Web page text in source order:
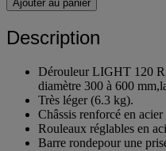
Ajouter au panier
Description
Dérouleur LIGHT 120
diamètre 300 à 600
Très léger (6.3 kg).
Châssis renforcé en
Rouleaux réglables en
Barre rondepour une